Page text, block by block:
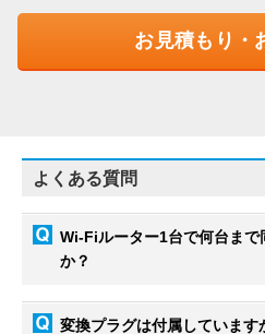
お見積もり・
よくある質問
Wi-Fiルーター1台で何台まで
か？
変換プラグは付属しています